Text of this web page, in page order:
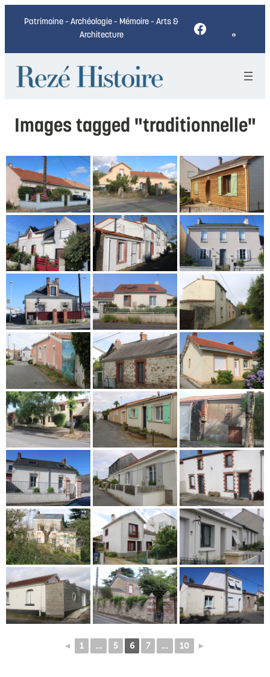
Patrimoine – Archéologie – Mémoire – Arts &
Architecture
Facebook
Images tagged "traditionnelle"
◄ 1 … 5 6 7 … 10 ►